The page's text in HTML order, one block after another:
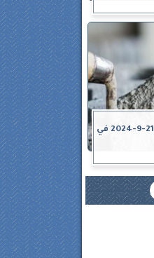
أسعار الأسمنت اليوم السبت 21-9-2024 في